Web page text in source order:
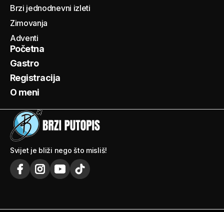
Svijet je bliži nego što misliš!
Brzi jednodnevni izleti
Zimovanja
Adventi
Početna
Gastro
Registracija
O meni